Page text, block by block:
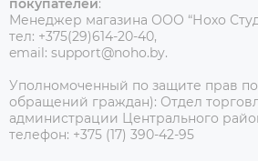
покупателей:
Менеджер магазина ООО “Нохо
тел: +375(29)614-20-40,
email: support@noho.by.
Уполномоченный по защите прав
обращений граждан): Отдел
администрации Центрального
телефон: +375 (17) 390-42-95